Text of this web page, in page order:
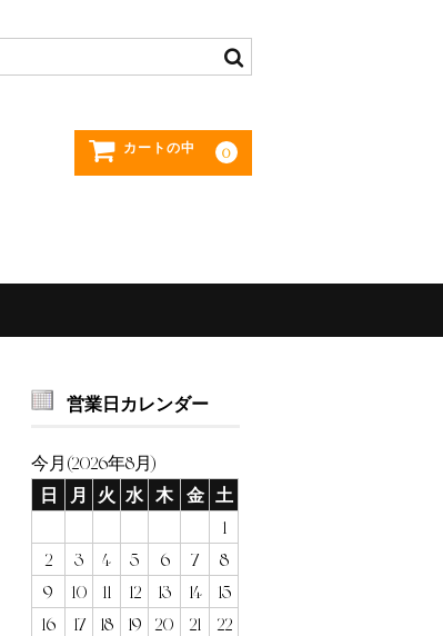
カートの中 0
営業日カレンダー
今月(2026年8月)
日
月 火 水 木 金 土
1
2
3 4 5 6 7
8
9
10 11 12 13 14
15
16
17 18 19 20 21
22